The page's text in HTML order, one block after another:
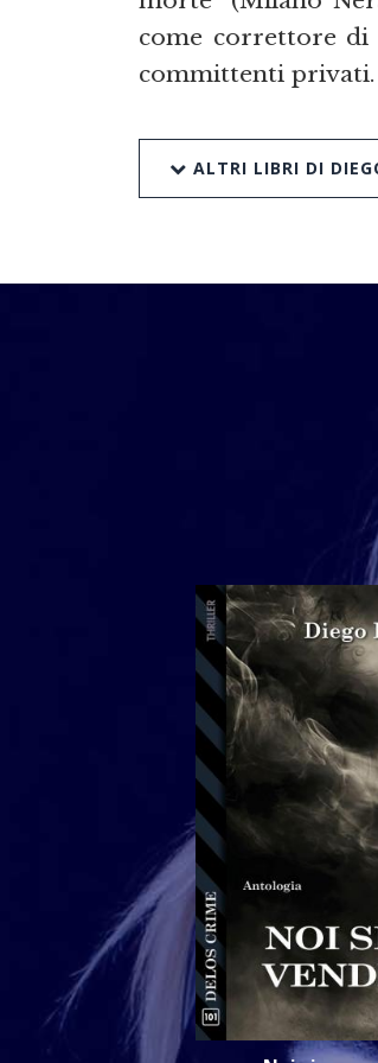
come correttore di
committenti privati.
ALTRI LIBRI DI